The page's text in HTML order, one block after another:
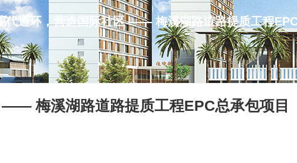
代通环，营造国际社区 —— 梅溪湖路道路提质工程
梅溪湖路道路提质工程EPC总承包项目